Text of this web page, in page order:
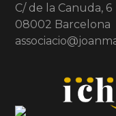
C/ de la Canuda, 6
08002 Barcelona